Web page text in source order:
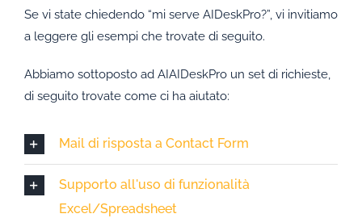
Se vi state chiedendo “mi serve AIDeskPro?”, vi invitiamo
a leggere gli esempi che trovate di seguito.
Abbiamo sottoposto ad AIAIDeskPro un set di richieste,
di seguito trovate come ci ha aiutato:
Mail di risposta a Contact Form
Supporto all'uso di funzionalità
Excel/Spreadsheet